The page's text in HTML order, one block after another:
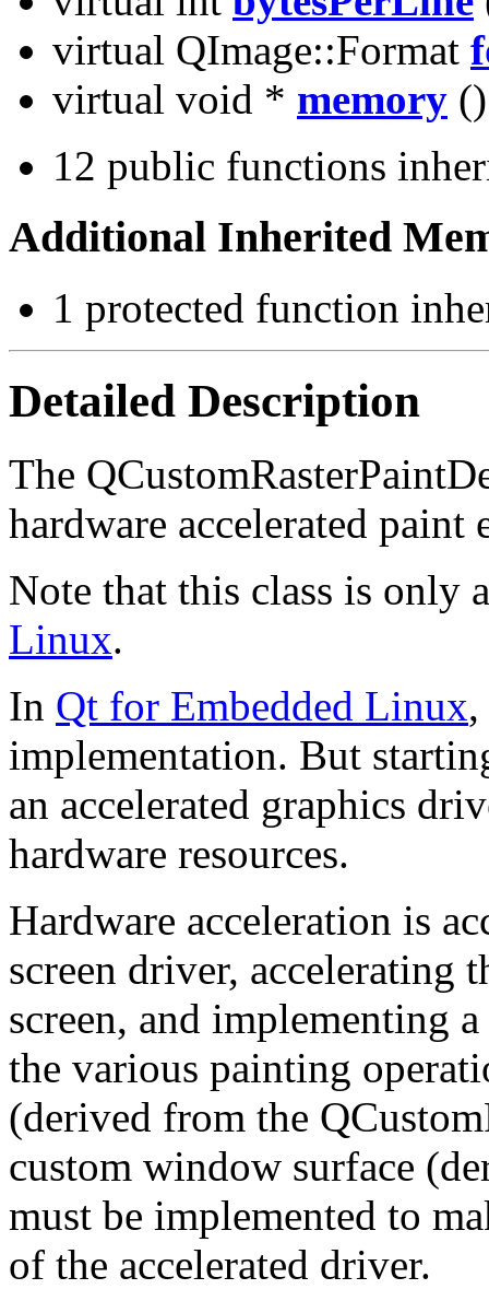
virtual QImage::Format
virtual void * memory
12 public functions
Additional Inherited
1 protected function
Detailed Description
The
hardware accelerated
Note that this class is only
Linux.
In Qt for Embedded Linux
implementation. But
an accelerated graphics
hardware resources.
Hardware acceleration is
screen driver, accelerating
screen, and implementing
the various painting
(derived from the
custom window surface
must be implemented to
of the accelerated driver.